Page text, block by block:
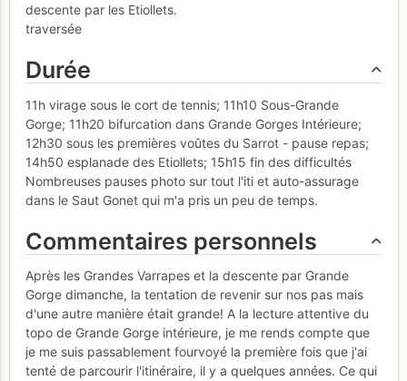
descente par les Etiollets.
traversée
Durée
11h virage sous le cort de tennis; 11h10 Sous-Grande
Gorge; 11h20 bifurcation dans Grande Gorges Intérieure;
12h30 sous les premières voûtes du Sarrot - pause repas;
14h50 esplanade des Etiollets; 15h15 fin des difficultés
Nombreuses pauses photo sur tout l'iti et auto-assurage
dans le Saut Gonet qui m'a pris un peu de temps.
Commentaires personnels
Après les Grandes Varrapes et la descente par Grande
Gorge dimanche, la tentation de revenir sur nos pas mais
d'une autre manière était grande! A la lecture attentive du
topo de Grande Gorge intérieure, je me rends compte que
je me suis passablement fourvoyé la première fois que j'ai
tenté de parcourir l'itinéraire, il y a quelques années. Ce qui